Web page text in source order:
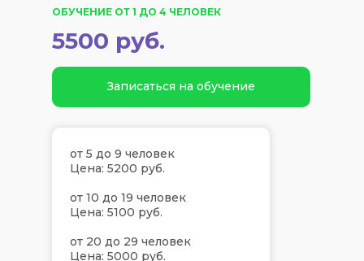
Записаться на обучение
ОБУЧЕНИЕ ОТ 1 ДО 4 ЧЕЛОВЕК
5500 руб.
от 5 до 9 человек
Цена: 5200 руб.
от 10 до 19 человек
Цена: 5100 руб.
от 20 до 29 человек
Цена: 5000 руб.